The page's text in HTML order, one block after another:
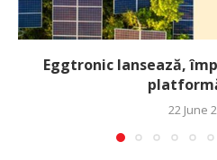
Eggtronic lansează,
22 June